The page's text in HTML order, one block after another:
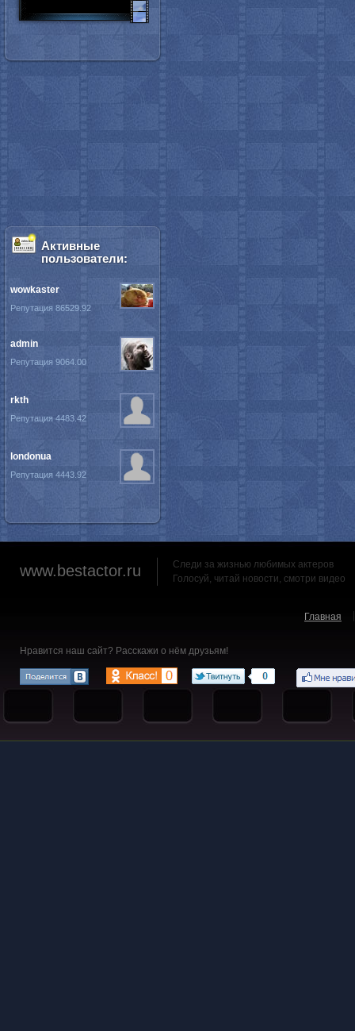
Активные
пользователи:
wowkaster
Репутация 86529.92
admin
Репутация 9064.00
rkth
Репутация 4483.42
londonua
Репутация 4443.92
www.bestactor.ru
Следи за жизнью любимых актеров
Голосуй, читай новости, смотри видео
Главная
Нравится наш сайт? Расскажи о нём друзьям!